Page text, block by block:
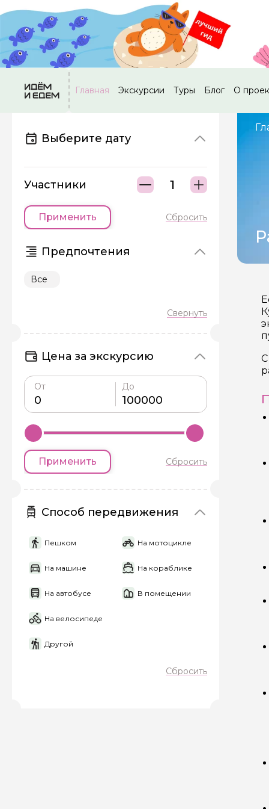
Главная Экскурсии Туры Блог О
Выберите дату
Участники
Применить Сбросить
Предпочтения
Все
Цена за экскурсию
От До
Применить Сбросить
Способ передвижения
Пешком На мотоцикле
На машине На кораблике
На автобусе В помещении
На велосипеде
Другой
Сбросить
С
Задайте
Вопросы и
Если у вас есть
Я даю своё согласие